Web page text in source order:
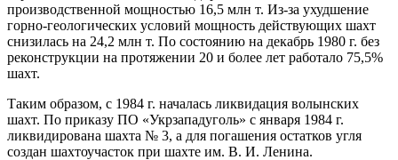
производственной мощностью 16,5 млн т. Из-за ухудшение
горно-геологических условий мощность действующих шахт
снизилась на 24,2 млн т. По состоянию на декабрь 1980 г. без
реконструкции на протяжении 20 и более лет работало 75,5%
шахт.
Таким образом, с 1984 г. началась ликвидация волынских
шахт. По приказу ПО «Укрзападуголь» с января 1984 г.
ликвидирована шахта № 3, а для погашения остатков угля
создан шахтоучасток при шахте им. В. И. Ленина.